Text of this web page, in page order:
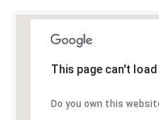
This page can't
Do you own this